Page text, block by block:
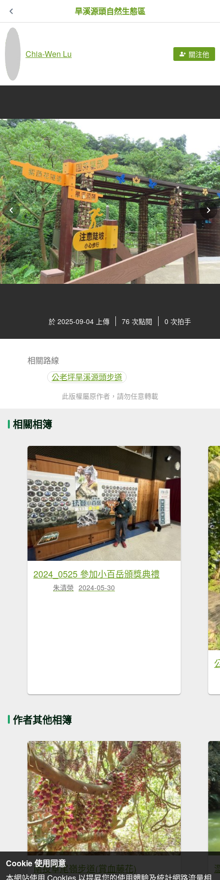
旱溪源頭自然生態區
Chia-Wen Lu 關注他
於 2025-09-04 上傳 76 次點閱 0 次拍手
相關路線
公老坪旱溪源頭步道
此版權屬原作者，請勿任意轉載
相關相簿
2024_0525 參加小百岳頒獎典禮
朱清榮 2024-05-30
作者其他相簿
南投草尾嶺步道(賞血藤花)
Cookie 使用同意